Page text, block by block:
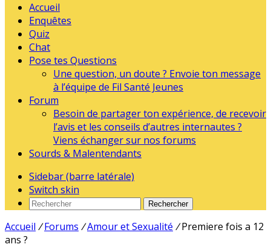
Accueil
Enquêtes
Quiz
Chat
Pose tes Questions
Une question, un doute ? Envoie ton message
à l’équipe de Fil Santé Jeunes
Forum
Besoin de partager ton expérience, de recevoir
l’avis et les conseils d’autres internautes ?
Viens échanger sur nos forums
Sourds & Malentendants
Sidebar (barre latérale)
Switch skin
Rechercher
Accueil / Forums /Amour et Sexualité / Premiere fois a 12
ans ?